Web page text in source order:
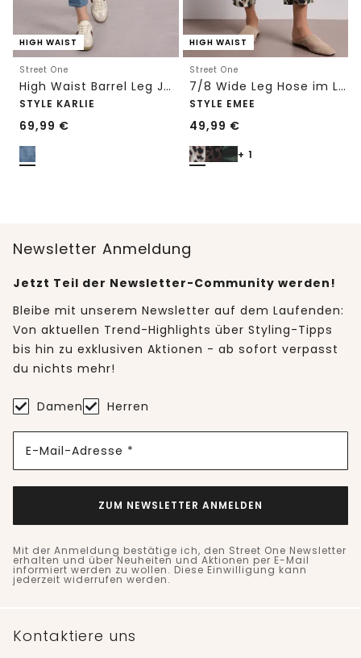
HIGH WAIST
Street One
High Waist Barrel Leg Jeans im Loose Fit
STYLE KARLIE
69,99 €
HIGH WAIST
Street One
7/8 Wide Leg Hose im Loose Fit mit Print
STYLE EMEE
49,99 €
+ 1
Newsletter Anmeldung
Jetzt Teil der Newsletter-Community werden!
Bleibe mit unserem Newsletter auf dem Laufenden:
Von aktuellen Trend-Highlights über Styling-Tipps
bis hin zu exklusiven Aktionen - ab sofort verpasst
du nichts mehr!
Damen Herren
E-Mail-Adresse *
ZUM NEWSLETTER ANMELDEN
Mit der Anmeldung bestätige ich, den Street One Newsletter
erhalten und über Neuheiten und Aktionen per E-Mail
informiert werden zu wollen. Diese Einwilligung kann
jederzeit widerrufen werden.
Kontaktiere uns